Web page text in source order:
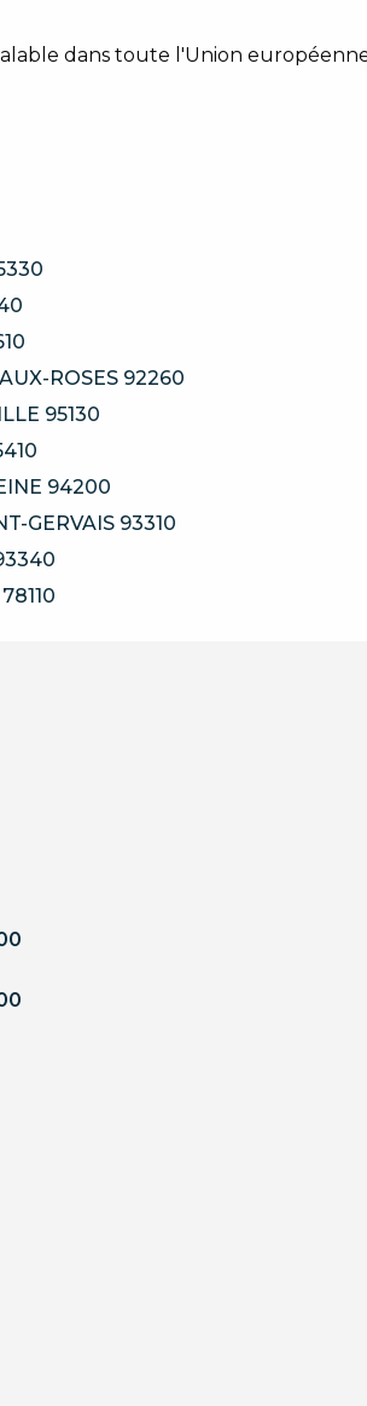
dans toute l'Union
ROSES 92260
95130
94200
GERVAIS 93310